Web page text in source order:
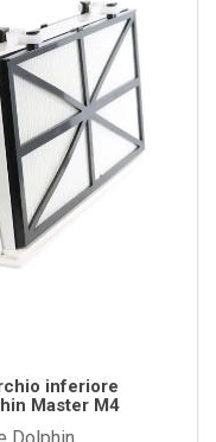
inferiore
Master M4